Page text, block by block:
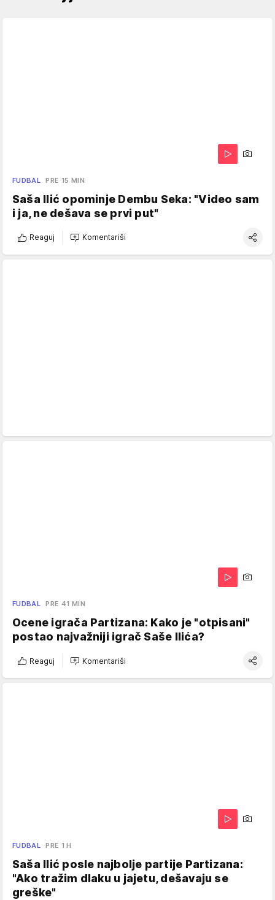
FUDBAL PRE 15 MIN
Saša Ilić opominje Dembu Seka: "Video sam
i ja, ne dešava se prvi put"
Reaguj Komentariši
FUDBAL PRE 41 MIN
Ocene igrača Partizana: Kako je "otpisani"
postao najvažniji igrač Saše Ilića?
Reaguj Komentariši
FUDBAL PRE 1 H
Saša Ilić posle najbolje partije Partizana:
"Ako tražim dlaku u jajetu, dešavaju se
greške"